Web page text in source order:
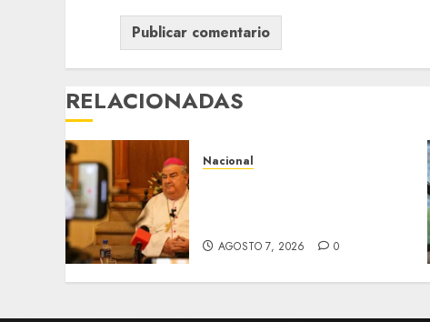
RELACIONADAS
Nacional
AGOSTO 7, 2026 0